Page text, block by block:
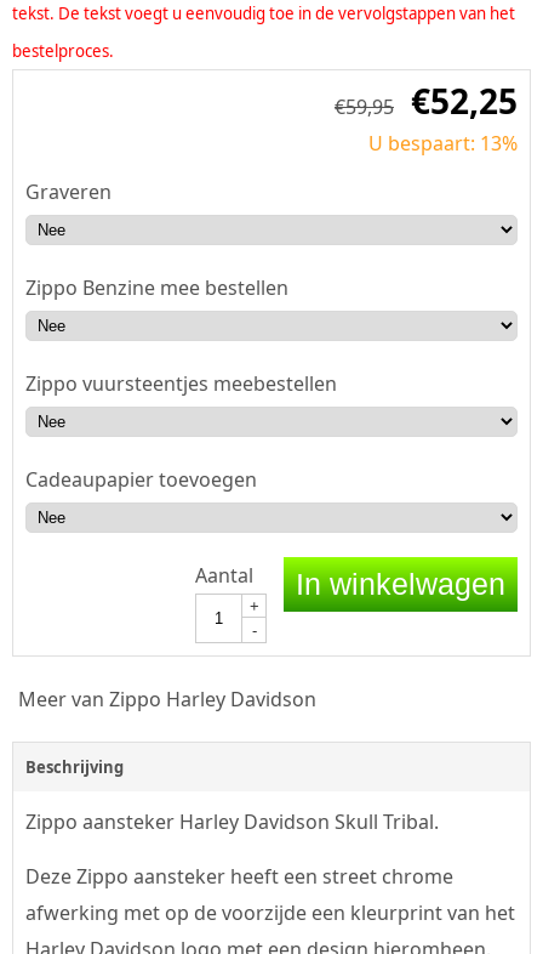
tekst. De tekst voegt u eenvoudig toe in de vervolgstappen van het
bestelproces.
€59,95 €52,25
U bespaart: 13%
Graveren
Zippo Benzine mee bestellen
Zippo vuursteentjes meebestellen
Cadeaupapier toevoegen
Aantal
+
-
In winkelwagen
Meer van Zippo Harley Davidson
Beschrijving
Zippo aansteker Harley Davidson Skull Tribal.
Deze Zippo aansteker heeft een street chrome
afwerking met op de voorzijde een kleurprint van het
Harley Davidson logo met een design hieromheen.